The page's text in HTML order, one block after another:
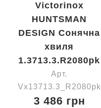
Victorinox
HUNTSMAN
DESIGN Сонячна
хвиля
1.3713.3.R2080pk
Арт.
Vx13713.3_R2080pk
3 486 грн